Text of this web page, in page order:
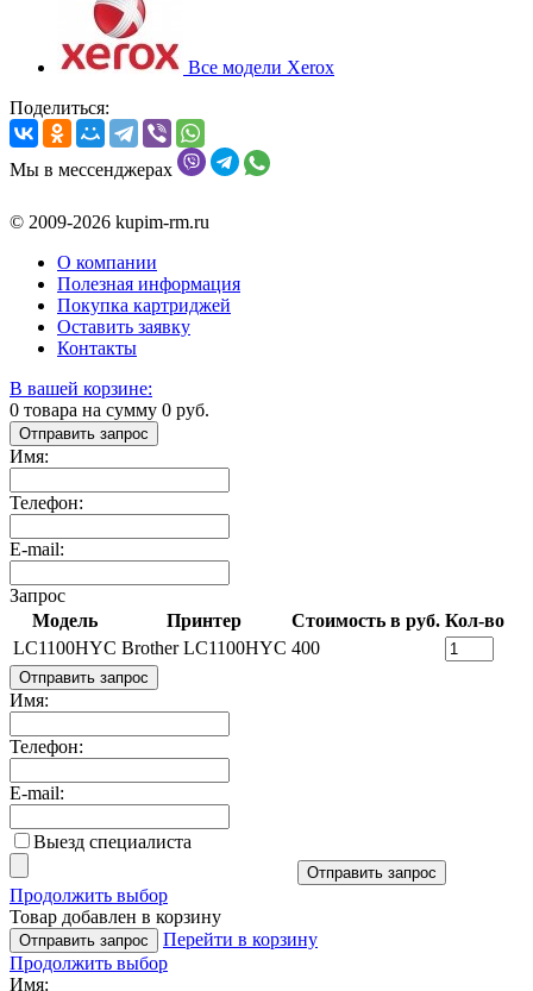
Все модели Xerox
Поделиться:
Мы в мессенджерах
© 2009-2026 kupim-rm.ru
О компании
Полезная информация
Покупка картриджей
Оставить заявку
Контакты
В вашей корзине:
0 товара на сумму 0 руб.
Отправить запрос
Имя:
Телефон:
E-mail:
Запрос
Модель
Принтер Стоимость в руб. Кол-во
LC1100HYC Brother LC1100HYC 400
Отправить запрос
Имя:
Телефон:
E-mail:
Выезд специалиста
Отправить запрос
Продолжить выбор
Товар добавлен в корзину
Отправить запрос
Перейти в корзину
Продолжить выбор
Имя: